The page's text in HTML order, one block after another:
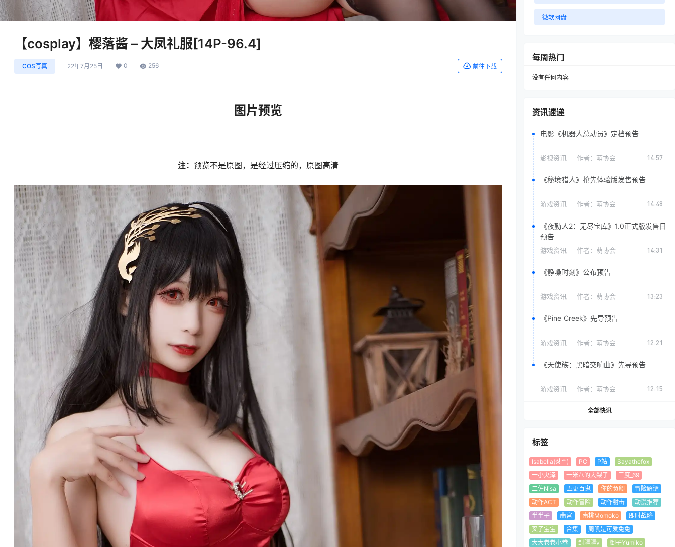
【cosplay】樱落酱 – 大凤礼服[14P-96.4]
COS写真 22年7月25日 0 256 前往下载
图片预览
注： 预览不是原图，是经过压缩的，原图高清
微软网盘
每周热门
没有任何内容
资讯速递
电影《机器人总动员》定档预告
影视资讯 作者： 萌协会 14:57
《秘境猎人》抢先体验版发售预告
游戏资讯 作者： 萌协会 14:48
《夜勤人2：无尽宝库》1.0正式版发售日
预告
游戏资讯 作者： 萌协会 14:31
《静噪时刻》公布预告
游戏资讯 作者： 萌协会 13:23
《Pine Creek》先导预告
游戏资讯 作者： 萌协会 12:21
《天使族：黑暗交响曲》先导预告
游戏资讯 作者： 萌协会 12:15
全部快讯
标签
Isabella(장주) PC P站
Sayathefox
一小央泽
一米八的大梨子
三度_69
二佐Nisa
五更百鬼 你的负卿
冒险解谜
动作ACT
动作冒险 动作射击
动漫推荐
半半子
南宫 南桃Momoko
即时战略
叉子宝宝
合集
周叽是可爱兔兔
大大卷卷小卷
封疆疆v
御子Yumiko